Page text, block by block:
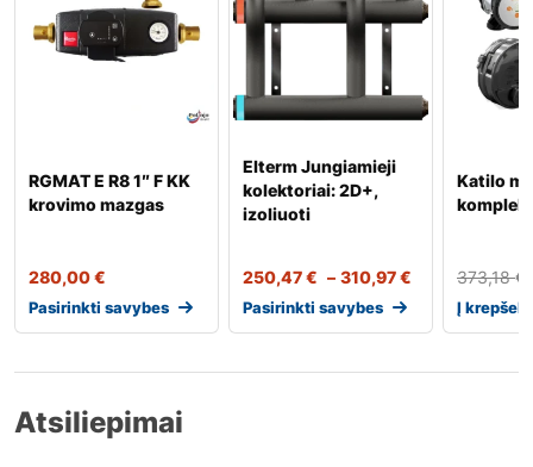
RGMAT E R8 1″ F KK
krovimo mazgas
280,00€
Pasirinkti savybes
Elterm Jungiamieji
kolektoriai: 2D+,
izoliuoti
250,47€ – 310,97€
Pasirinkti savybes
Katilo
373,18€
Į krepšelį
Atsiliepimai